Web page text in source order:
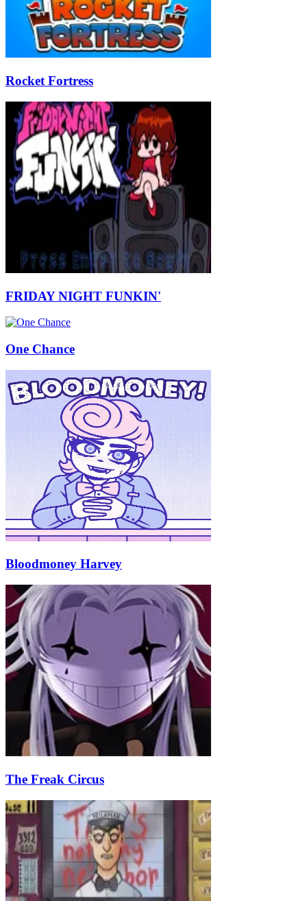
Rocket Fortress
FRIDAY NIGHT FUNKIN'
One Chance
Bloodmoney Harvey
The Freak Circus